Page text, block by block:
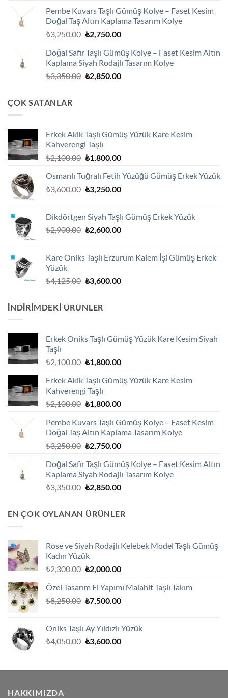
₺2,100.00.fiyat:
₺1,800.00.
Pembe Kuvars Taşlı Gümüş Kolye – Faset Kesim
Doğal Taş Altın Kaplama Tasarım Kolye
₺3,250.00 Orijinal
₺3,250.00.
₺2,750.00Şu
fiyat:
₺2,750.00.
Doğal Safir Taşlı Gümüş Kolye – Faset Kesim Altın
Kaplama Siyah Rodajlı Tasarım Kolye
₺3,350.00 Orijinal
₺2,850.00Şu
ÇOK SATANLAR
Erkek Akik Taşlı Gümüş Yüzük Kare Kesim
Kahverengi Taşlı
₺2,100.00 Orijinal
₺2,100.00.
₺1,800.00Şu
fiyat:
₺1,800.00.
Osmanlı Tuğralı Fetih Yüzüğü Gümüş Erkek Yüzük
₺3,600.00 Orijinal
₺3,250.00Şu
₺3,250.00.
Dikdörtgen Siyah Taşlı Gümüş Erkek Yüzük
₺2,900.00 Orijinal
₺2,600.00Şu
₺2,600.00.
Kare Oniks Taşlı Erzurum Kalem İşi Gümüş Erkek
Yüzük
₺4,125.00 Orijinal
₺3,600.00Şu
İNDIRIMDEKI ÜRÜNLER
Erkek Oniks Taşlı Gümüş Yüzük Kare Kesim Siyah
Taşlı
₺2,100.00 Orijinal
₺2,100.00.
₺1,800.00Şu
fiyat:
Erkek Akik Taşlı Gümüş Yüzük Kare Kesim
Kahverengi Taşlı
₺2,100.00 Orijinal
₺2,100.00.
₺1,800.00Şu
fiyat:
₺1,800.00.
Pembe Kuvars Taşlı Gümüş Kolye – Faset Kesim
Doğal Taş Altın Kaplama Tasarım Kolye
₺3,250.00 Orijinal
₺3,250.00.
₺2,750.00Şu
fiyat:
₺2,750.00.
Doğal Safir Taşlı Gümüş Kolye – Faset Kesim Altın
Kaplama Siyah Rodajlı Tasarım Kolye
₺3,350.00 Orijinal
₺3,350.00.
₺2,850.00Şu
₺2,850.00.
EN ÇOK OYLANAN ÜRÜNLER
Rose ve Siyah Rodajlı Kelebek Model Taşlı Gümüş
Kadın Yüzük
₺2,300.00 Orijinal
₺2,300.00.
₺2,000.00Şu
fiyat:
₺2,000.00.
Özel Tasarım El Yapımı Malahit Taşlı Takım
₺8,250.00 Orijinal
₺7,500.00Şu
₺7,500.00.
Oniks Taşlı Ay Yıldızlı Yüzük
₺4,050.00 Orijinal
₺3,600.00Şu
₺3,600.00.
HAKKIMIZDA